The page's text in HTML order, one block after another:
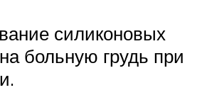
силиконовых
больную грудь при